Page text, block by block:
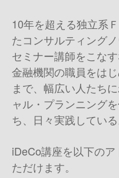
10年を超える独立系
たコンサルティング
セミナー講師をこな
金融機関の職員をは
まで、幅広い人たち
ャル・プランニング
ち、日々実践している
iDeCo講座を以下の
ただけます。